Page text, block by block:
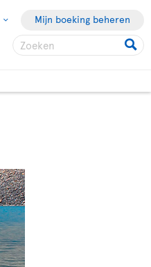
Mijn boeking beheren